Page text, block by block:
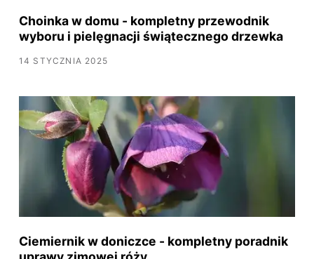
Choinka w domu - kompletny przewodnik
wyboru i pielęgnacji świątecznego drzewka
14 STYCZNIA 2025
Ciemiernik w doniczce - kompletny poradnik